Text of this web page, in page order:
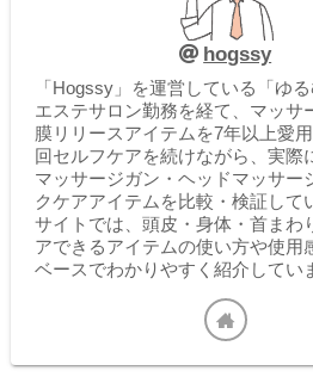
hogssy
「Hogssy」を運営している「ゆる
エステサロン勤務を経て、マッサ
膜リリースアイテムを7年以上愛
回セルフケアを続けながら、実際
マッサージガン・ヘッドマッサー
クケアアイテムを比較・検証して
サイトでは、頭皮・身体・首まわ
アできるアイテムの使い方や使用
ベースでわかりやすく紹介してい